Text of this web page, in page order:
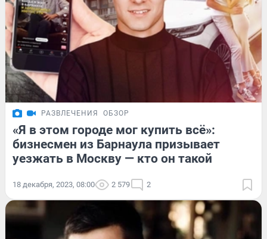
РАЗВЛЕЧЕНИЯ ОБЗОР
«Я в этом городе мог купить всё»:
бизнесмен из Барнаула призывает
уезжать в Москву — кто он такой
18 декабря, 2023, 08:00 2 579 2